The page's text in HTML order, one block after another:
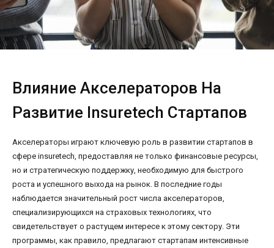
Влияние Акселераторов На
Развитие Insuretech Стартапов
Акселераторы играют ключевую роль в развитии стартапов в
сфере insuretech, предоставляя не только финансовые ресурсы,
но и стратегическую поддержку, необходимую для быстрого
роста и успешного выхода на рынок. В последние годы
наблюдается значительный рост числа акселераторов,
специализирующихся на страховых технологиях, что
свидетельствует о растущем интересе к этому сектору. Эти
программы, как правило, предлагают стартапам интенсивные